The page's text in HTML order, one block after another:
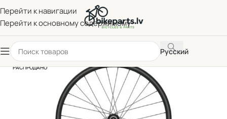
Перейти к навигации
Перейти к основному содержимому
Русский
РАСПРОДАНО